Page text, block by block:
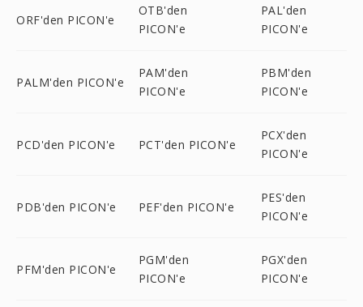
ORF'den PICON'e
OTB'den
PICON'e
PAL'den
PICON'e
PALM'den PICON'e
PAM'den
PICON'e
PBM'den
PICON'e
PCD'den PICON'e PCT'den PICON'e
PCX'den
PICON'e
PDB'den PICON'e PEF'den PICON'e
PES'den
PICON'e
PFM'den PICON'e
PGM'den
PICON'e
PGX'den
PICON'e